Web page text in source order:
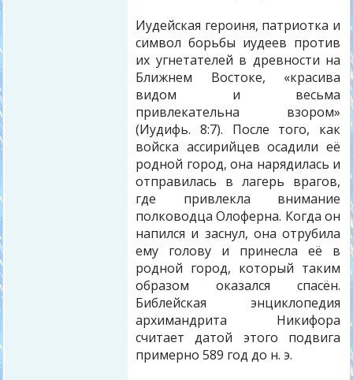
Иудейская героиня, патриотка и
символ борьбы иудеев против
их угнетателей в древности на
Ближнем Востоке, «красива
видом и весьма
привлекательна взором»
(Иудифь. 8:7). После того, как
войска ассирийцев осадили её
родной город, она нарядилась и
отправилась в лагерь врагов,
где привлекла внимание
полководца Олоферна. Когда он
напился и заснул, она отрубила
ему голову и принесла её в
родной город, который таким
образом оказался спасён.
Библейская энциклопедия
архимандрита Никифора
считает датой этого подвига
примерно 589 год до н. э.